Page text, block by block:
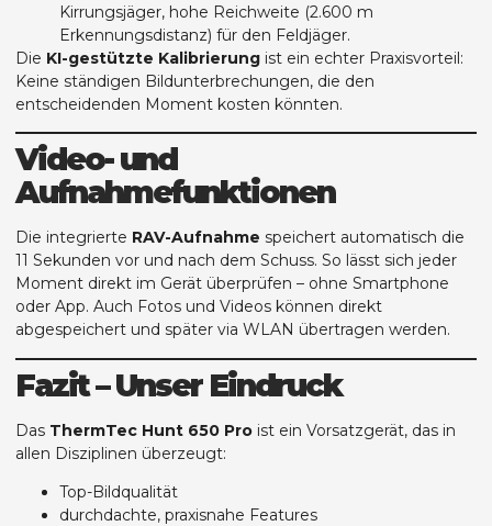
Kirrungsjäger, hohe Reichweite (2.600 m
Erkennungsdistanz) für den Feldjäger.
Die KI-gestützte Kalibrierung ist ein echter Praxisvorteil:
Keine ständigen Bildunterbrechungen, die den
entscheidenden Moment kosten könnten.
Video- und
Aufnahmefunktionen
Die integrierte RAV-Aufnahme speichert automatisch die
11 Sekunden vor und nach dem Schuss. So lässt sich jeder
Moment direkt im Gerät überprüfen – ohne Smartphone
oder App. Auch Fotos und Videos können direkt
abgespeichert und später via WLAN übertragen werden.
Fazit – Unser Eindruck
Das ThermTec Hunt 650 Pro ist ein Vorsatzgerät, das in
allen Disziplinen überzeugt:
Top-Bildqualität
durchdachte, praxisnahe Features